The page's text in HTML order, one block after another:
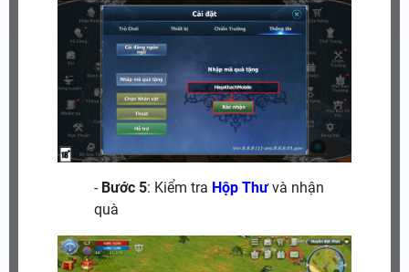
- Bước 5: Kiểm tra Hộp Thưvà nhận
quà